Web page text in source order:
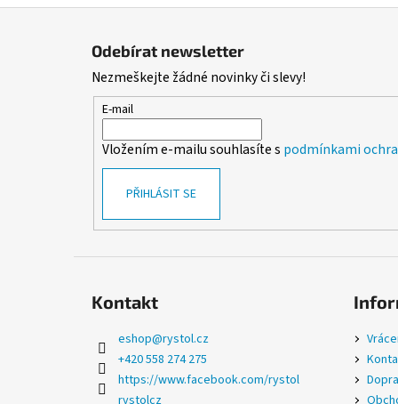
Odebírat newsletter
Nezmeškejte žádné novinky či slevy!
E-mail
Vložením e-mailu souhlasíte s podmínkami
PŘIHLÁSIT SE
Kontakt
eshop@rystol.cz
+420 558 274 275
https://www.facebook.com/rystol
rystolcz